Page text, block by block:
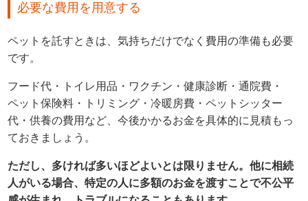
必要な費用を用意する
ペットを託すときは、気持ちだけでなく費用の準備も必要
です。
フード代・トイレ用品・ワクチン・健康診断・通院費・
ペット保険料・トリミング・冷暖房費・ペットシッター
代・供養の費用など、今後かかるお金を具体的に見積もっ
ておきましょう。
ただし、多ければ多いほどよいとは限りません。他に相続
人がいる場合、特定の人に多額のお金を渡すことで不公平